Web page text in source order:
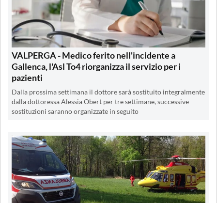
VALPERGA - Medico ferito nell'incidente a
Gallenca, l'Asl To4 riorganizza il servizio per i
pazienti
Dalla prossima settimana il dottore sarà sostituito integralmente
dalla dottoressa Alessia Obert per tre settimane, successive
sostituzioni saranno organizzate in seguito